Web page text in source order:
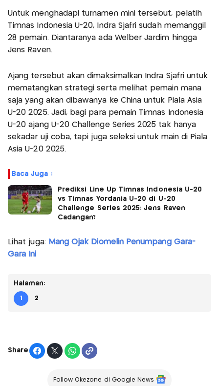
Untuk menghadapi turnamen mini tersebut, pelatih
Timnas Indonesia U-20, Indra Sjafri sudah memanggil
28 pemain. Diantaranya ada Welber Jardim hingga
Jens Raven.
Ajang tersebut akan dimaksimalkan Indra Sjafri untuk
mematangkan strategi serta melihat pemain mana
saja yang akan dibawanya ke China untuk Piala Asia
U-20 2025. Jadi, bagi para pemain Timnas Indonesia
U-20 ajang U-20 Challenge Series 2025 tak hanya
sekadar uji coba, tapi juga seleksi untuk main di Piala
Asia U-20 2025.
Baca Juga :
Prediksi Line Up Timnas Indonesia U-20
vs Timnas Yordania U-20 di U-20
Challenge Series 2025: Jens Raven
Cadangan?
Lihat juga: Mang Ojak Diomelin Penumpang Gara-
Gara Ini
Halaman:
1 2
Share
Follow Okezone di Google News